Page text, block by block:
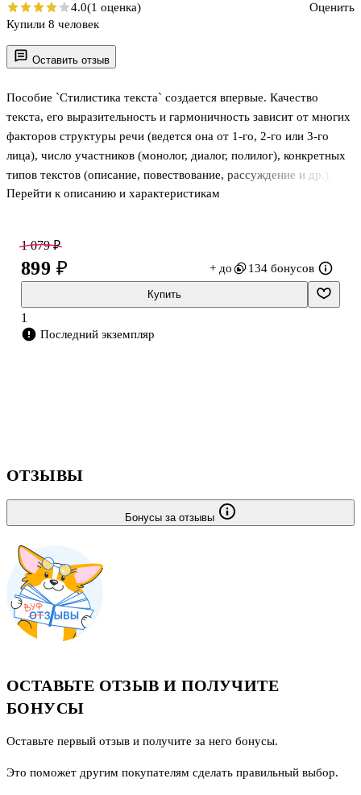
Оставить отзыв
Пособие `Стилистика текста` создается впервые. Качество
текста, его выразительность и гармоничность зависит от многих
факторов структуры речи (ведется она от 1-го, 2-го или 3-го
лица), число участников (монолог, диалог, полилог), конкретных
типов текстов (описание, повествование, рассуждение и др.),
принадлежности к тому или иному функциональному стилю,
Пособие посвящено всестороннему анализу этих вопросов.
Рассчитано на студентов, аспирантов, преподавателей-
филологов, а также учащихся старших классов школ
гуманитарного профиля.
Перейти к описанию и характеристикам
4.0(1 оценка)
Оценить
Купили 8 человек
1 079 ₽
899 ₽ + до 134 бонусов
Купить
1
Последний экземпляр
ОТЗЫВЫ
Бонусы за отзывы
ОСТАВЬТЕ ОТЗЫВ И ПОЛУЧИТЕ
БОНУСЫ
Оставьте первый отзыв и получите за него бонусы.
Это поможет другим покупателям сделать правильный выбор.